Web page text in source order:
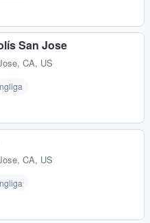
San Jose
CA, US
CA, US